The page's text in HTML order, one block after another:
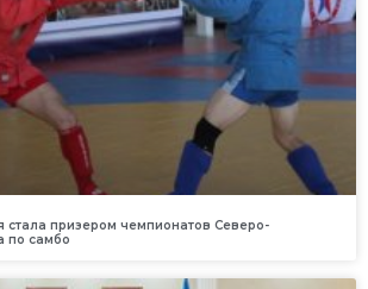
стала призером чемпионатов Северо-
по самбо